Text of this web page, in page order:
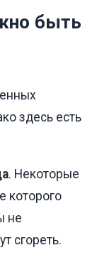
быть
здесь есть
. Некоторые
которого
не
сгореть.